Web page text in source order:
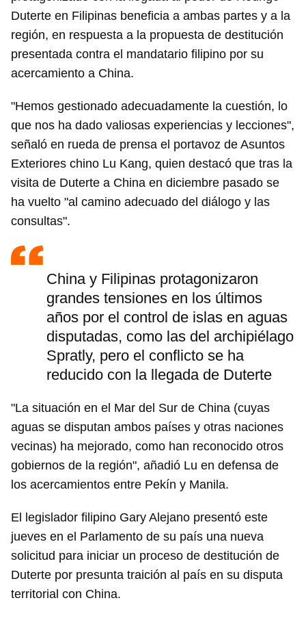
Duterte en Filipinas beneficia a ambas partes y a la
región, en respuesta a la propuesta de destitución
presentada contra el mandatario filipino por su
acercamiento a China.
"Hemos gestionado adecuadamente la cuestión, lo
que nos ha dado valiosas experiencias y lecciones",
señaló en rueda de prensa el portavoz de Asuntos
Exteriores chino Lu Kang, quien destacó que tras la
visita de Duterte a China en diciembre pasado se
ha vuelto "al camino adecuado del diálogo y las
consultas".
China y Filipinas protagonizaron
grandes tensiones en los últimos
años por el control de islas en aguas
disputadas, como las del archipiélago
Spratly, pero el conflicto se ha
reducido con la llegada de Duterte
"La situación en el Mar del Sur de China (cuyas
aguas se disputan ambos países y otras naciones
vecinas) ha mejorado, como han reconocido otros
gobiernos de la región", añadió Lu en defensa de
los acercamientos entre Pekín y Manila.
El legislador filipino Gary Alejano presentó este
jueves en el Parlamento de su país una nueva
solicitud para iniciar un proceso de destitución de
Duterte por presunta traición al país en su disputa
territorial con China.